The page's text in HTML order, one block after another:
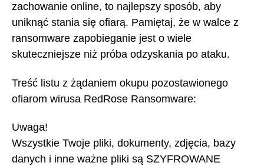
zachowanie online, to najlepszy sposób, aby
uniknąć stania się ofiarą. Pamiętaj, że w walce z
ransomware zapobieganie jest o wiele
skuteczniejsze niż próba odzyskania po ataku.
Treść listu z żądaniem okupu pozostawionego
ofiarom wirusa RedRose Ransomware:
Uwaga!
Wszystkie Twoje pliki, dokumenty, zdjęcia, bazy
danych i inne ważne pliki są SZYFROWANE